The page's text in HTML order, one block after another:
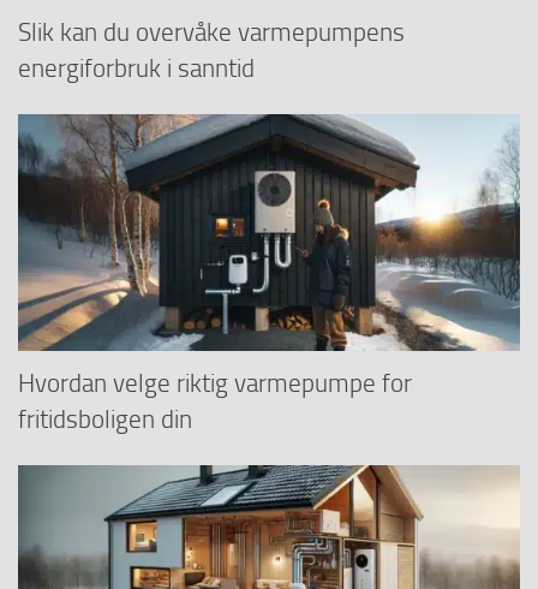
Slik kan du overvåke varmepumpens
energiforbruk i sanntid
Hvordan velge riktig varmepumpe for
fritidsboligen din